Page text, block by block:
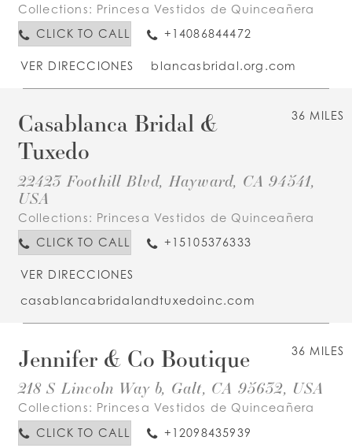
Collections: Princesa Vestidos de Quinceañera
CLICK TO CALL
+14086844472
VER DIRECCIONES blancasbridal.org.com
36 MILES
Casablanca Bridal &
Tuxedo
22423 Foothill Blvd, Hayward, CA 94541,
USA
Collections: Princesa Vestidos de Quinceañera
CLICK TO CALL
+15105376333
VER DIRECCIONES
casablancabridalandtuxedoinc.com
36 MILES
Jennifer & Co Boutique
218 S Lincoln Way b, Galt, CA 95632, USA
Collections: Princesa Vestidos de Quinceañera
CLICK TO CALL
+12098435939